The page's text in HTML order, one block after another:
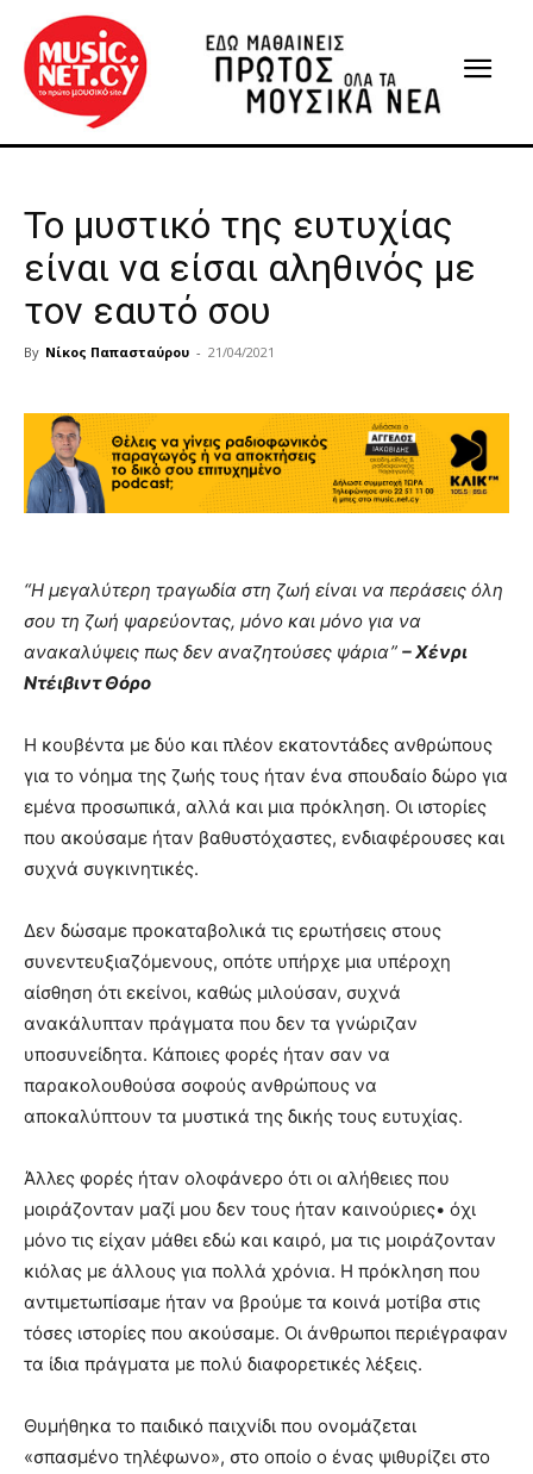
Το μυστικό της ευτυχίας
είναι να είσαι αληθινός με
τον εαυτό σου
By Νίκος Παπασταύρου - 21/04/2021
“Η μεγαλύτερη τραγωδία στη ζωή είναι να περάσεις όλη
σου τη ζωή ψαρεύοντας, μόνο και μόνο για να
ανακαλύψεις πως δεν αναζητούσες ψάρια” – Χένρι
Ντέιβιντ Θόρο
Η κουβέντα με δύο και πλέον εκατοντάδες ανθρώπους
για το νόημα της ζωής τους ήταν ένα σπουδαίο δώρο για
εμένα προσωπικά, αλλά και μια πρόκληση. Οι ιστορίες
που ακούσαμε ήταν βαθυστόχαστες, ενδιαφέρουσες και
συχνά συγκινητικές.
Δεν δώσαμε προκαταβολικά τις ερωτήσεις στους
συνεντευξιαζόμενους, οπότε υπήρχε μια υπέροχη
αίσθηση ότι εκείνοι, καθώς μιλούσαν, συχνά
ανακάλυπταν πράγματα που δεν τα γνώριζαν
υποσυνείδητα. Κάποιες φορές ήταν σαν να
παρακολουθούσα σοφούς ανθρώπους να
αποκαλύπτουν τα μυστικά της δικής τους ευτυχίας.
Άλλες φορές ήταν ολοφάνερο ότι οι αλήθειες που
μοιράζονταν μαζί μου δεν τους ήταν καινούριες• όχι
μόνο τις είχαν μάθει εδώ και καιρό, μα τις μοιράζονταν
κιόλας με άλλους για πολλά χρόνια. Η πρόκληση που
αντιμετωπίσαμε ήταν να βρούμε τα κοινά μοτίβα στις
τόσες ιστορίες που ακούσαμε. Οι άνθρωποι περιέγραφαν
τα ίδια πράγματα με πολύ διαφορετικές λέξεις.
Θυμήθηκα το παιδικό παιχνίδι που ονομάζεται
«σπασμένο τηλέφωνο», στο οποίο ο ένας ψιθυρίζει στο